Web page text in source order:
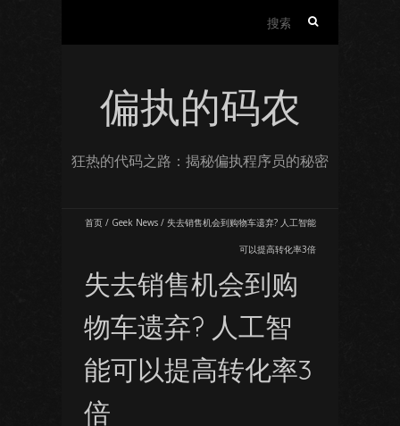
偏执的码农
狂热的代码之路：揭秘偏执程序员的秘密
首页 / Geek News / 失去销售机会到购物车遗弃? 人工智能
可以提高转化率3倍
失去销售机会到购
物车遗弃? 人工智
能可以提高转化率3
倍